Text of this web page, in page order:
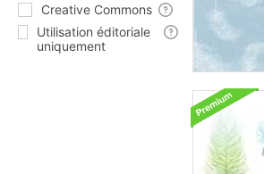
Creative Commons
Utilisation éditoriale
uniquement